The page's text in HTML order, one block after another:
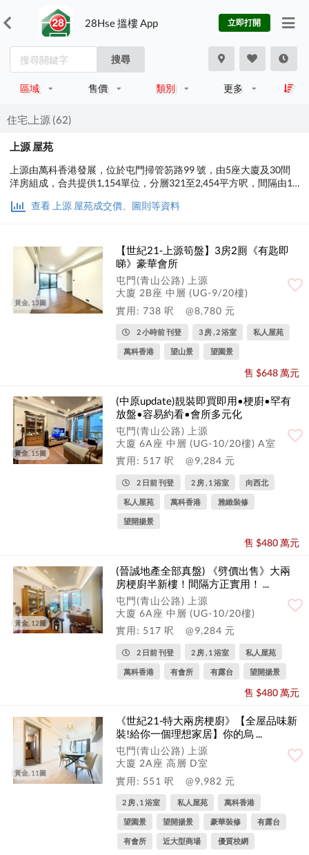
28Hse 搵樓 App 立即打開
搜尋
區域 售價 類別 更多
住宅,上源 (62)
上源 屋苑
上源由萬科香港發展，位於屯門掃管笏路99 號，由5座大廈及30間
洋房組成，合共提供1,154單位，分層321至2,454平方呎，間隔由1
查看 上源 屋苑成交價、圖則等資料
黃金, 13圖
【世紀21-上源筍盤】3房2厠《有匙即
睇》豪華會所
屯門(青山公路) 上源
大廈 2B座 中層 (UG-9/20樓)
實用: 738 呎
@8,780 元
2 小時前 刊登 3 房 , 2 浴室 私人屋苑
萬科香港 望山景 望園景
售 $648 萬元
黃金, 15圖
(中原update)靚裝即買即用•梗廚•罕有
放盤•容易約看•會所多元化
屯門(青山公路) 上源
大廈 6A座 中層 (UG-10/20樓) A室
實用: 517 呎
@9,284 元
2 日前 刊登 2 房 , 1 浴室 向西北
私人屋苑 萬科香港 雅緻裝修
望開揚景
售 $480 萬元
黃金, 12圖
(晉誠地產全部真盤) 《劈價出售》大兩
房梗廚半新樓！間隔方正實用！ ...
屯門(青山公路) 上源
大廈 6A座 中層 (UG-10/20樓)
實用: 517 呎
@9,284 元
2 日前 刊登 2 房 , 1 浴室 私人屋苑
萬科香港 有會所 有露台 望開揚景
售 $480 萬元
黃金, 11圖
《世紀21-特大兩房梗廚》【全屋品味新
裝!給你一個理想家居】你的烏 ...
屯門(青山公路) 上源
大廈 2A座 高層 D室
實用: 551 呎
@9,982 元
2 房 , 1 浴室 私人屋苑 萬科香港
望園景 望開揚景 豪華裝修 有露台
有會所 近大型商場 優質校網